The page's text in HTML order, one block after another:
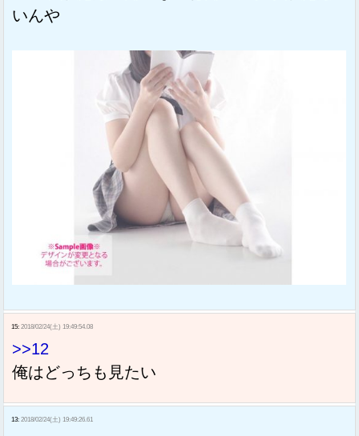
いんや
15: 2018/02/24(土) 19:49:54.08
>>12
俺はどっちも見たい
13: 2018/02/24(土) 19:49:26.61